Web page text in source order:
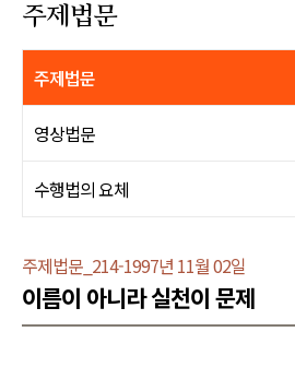
주제법문
주제법문
영상법문
수행법의 요체
주제법문_214-1997년 11월 02일
이름이 아니라 실천이 문제